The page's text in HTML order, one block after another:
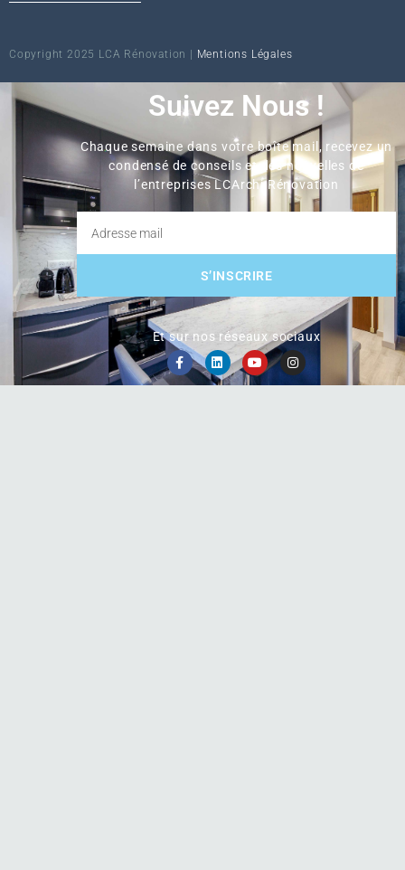
Copyright 2025 LCA Rénovation | Mentions Légales
Suivez Nous !
Chaque semaine dans votre boîte mail, recevez un
condensé de conseils et des nouvelles de
l’entreprises LCArchi Rénovation
S’INSCRIRE
Et sur nos réseaux sociaux